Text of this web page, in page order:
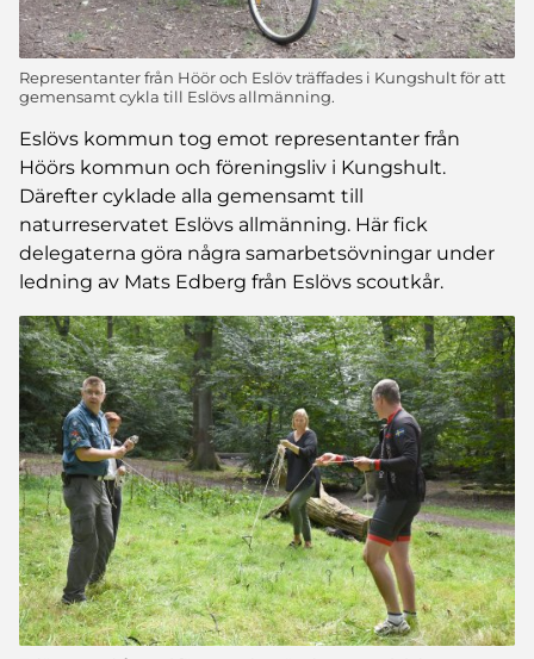
Representanter från Höör och Eslöv träffades i Kungshult för att
gemensamt cykla till Eslövs allmänning.
Eslövs kommun tog emot representanter från
Höörs kommun och föreningsliv i Kungshult.
Därefter cyklade alla gemensamt till
naturreservatet Eslövs allmänning. Här fick
delegaterna göra några samarbetsövningar under
ledning av Mats Edberg från Eslövs scoutkår.